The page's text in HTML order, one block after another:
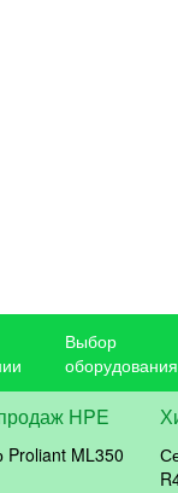
Выбор
оборудования
HPE
Proliant ML350